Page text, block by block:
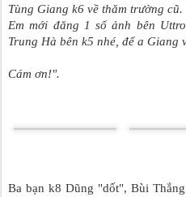
Tùng Giang k6 về thăm trường cũ.
Em mới đăng 1 số ảnh bên
Trung Hà bên k5 nhé, để a Giang
Cám ơn!".
Ba bạn k8 Dũng "dốt", Bùi